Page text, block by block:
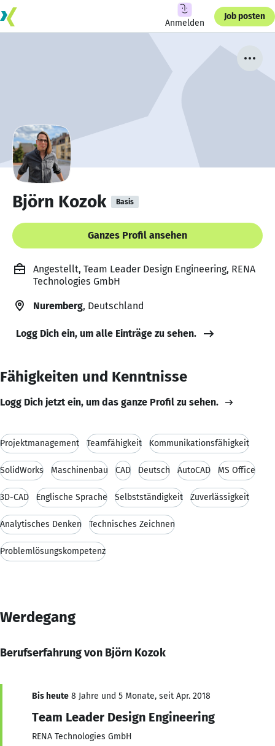
Anmelden
Job posten
Björn Kozok Basis
Ganzes Profil ansehen
Angestellt, Team Leader Design Engineering, RENA
Technologies GmbH
Nuremberg, Deutschland
Logg Dich ein, um alle Einträge zu sehen.
Fähigkeiten und Kenntnisse
Logg Dich jetzt ein, um das ganze Profil zu sehen.
Projektmanagement Teamfähigkeit Kommunikationsfähigkeit
SolidWorks Maschinenbau CAD Deutsch AutoCAD MS Office
3D-CAD Englische Sprache Selbstständigkeit Zuverlässigkeit
Analytisches Denken Technisches Zeichnen
Problemlösungskompetenz
Werdegang
Berufserfahrung von Björn Kozok
Bis heute 8 Jahre und 5 Monate, seit Apr. 2018
Team Leader Design Engineering
RENA Technologies GmbH